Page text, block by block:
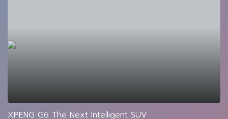
XPENG G6 The Next Intelligent SUV